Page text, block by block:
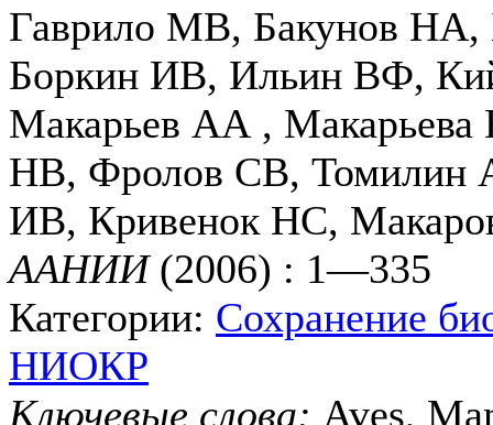
Гаврило МВ, Бакунов
Боркин ИВ, Ильин ВФ,
Макарьев АА ,
НВ, Фролов СВ, Томилин
ИВ, Кривенок НС,
ААНИИ(2006) : 1—335
Категории: Сохранение
НИОКР
Ключевые слова: Aves,